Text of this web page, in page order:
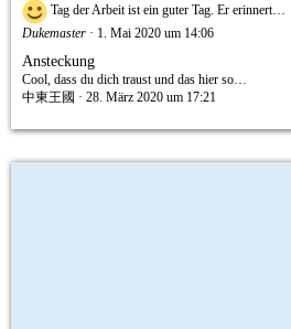
Tag der Arbeit ist ein guter Tag. Er erinnert…
Dukemaster
1. Mai 2020 um 14:06
Ansteckung
Cool, dass du dich traust und das hier so…
中東王國
28. März 2020 um 17:21